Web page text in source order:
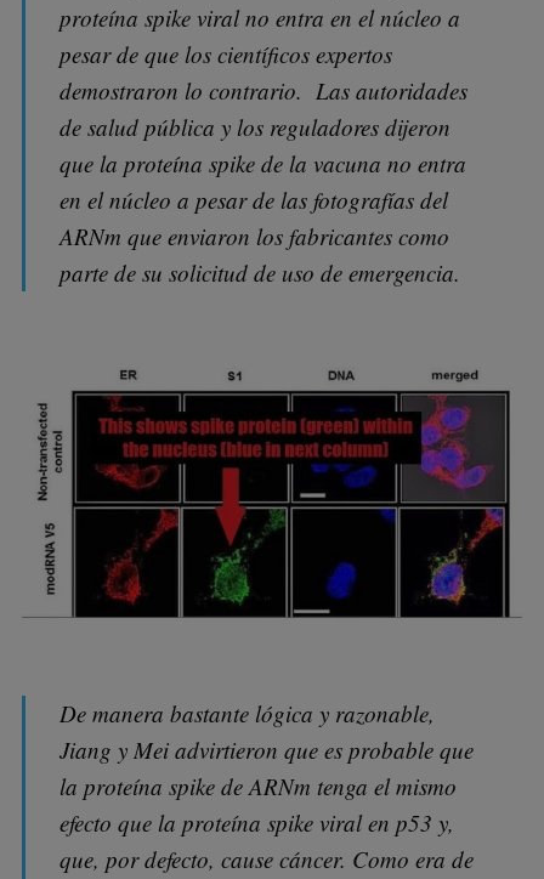
proteína spike viral no entra en el núcleo a
pesar de que los científicos expertos
demostraron lo contrario. Las autoridades
de salud pública y los reguladores dijeron
que la proteína spike de la vacuna no entra
en el núcleo a pesar de las fotografías del
ARNm que enviaron los fabricantes como
parte de su solicitud de uso de emergencia.
De manera bastante lógica y razonable,
Jiang y Mei advirtieron que es probable que
la proteína spike de ARNm tenga el mismo
efecto que la proteína spike viral en p53 y,
que, por defecto, cause cáncer. Como era de